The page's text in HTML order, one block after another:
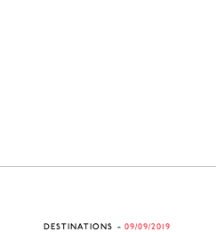
DESTINATIONS 09/09/2019